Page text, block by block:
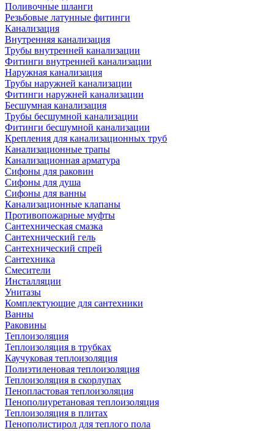
Поливочные шланги
Резьбовые латунные фитинги
Канализация
Внутренняя канализация
Трубы внутренней канализации
Фитинги внутренней канализации
Наружная канализация
Трубы наружней канализации
Фитинги наружней канализации
Бесшумная канализация
Трубы бесшумной канализации
Фитинги бесшумной канализации
Крепления для канализационных труб
Канализационные трапы
Канализационная арматура
Сифоны для раковин
Сифоны для душа
Сифоны для ванны
Канализационные клапаны
Противопожарные муфты
Сантехническая смазка
Сантехнический гель
Сантехнический спрей
Сантехника
Смесители
Инсталляции
Унитазы
Комплектующие для сантехники
Ванны
Раковины
Теплоизоляция
Теплоизоляция в трубках
Каучуковая теплоизоляция
Полиэтиленовая теплоизоляция
Теплоизоляция в скорлупах
Пенопластовая теплоизоляция
Пенополиуретановая теплоизоляция
Теплоизоляция в плитах
Пенополистирол для теплого пола